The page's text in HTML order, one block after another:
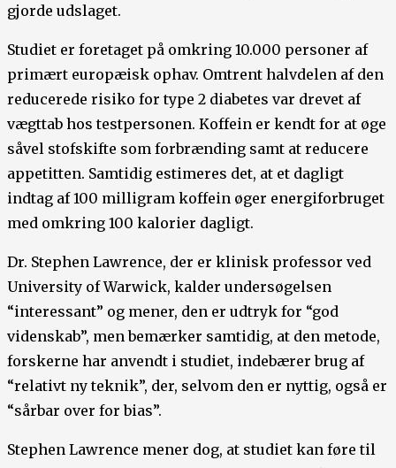
gjorde udslaget.
Studiet er foretaget på omkring 10.000 personer af
primært europæisk ophav. Omtrent halvdelen af den
reducerede risiko for type 2 diabetes var drevet af
vægttab hos testpersonen. Koffein er kendt for at øge
såvel stofskifte som forbrænding samt at reducere
appetitten. Samtidig estimeres det, at et dagligt
indtag af 100 milligram koffein øger energiforbruget
med omkring 100 kalorier dagligt.
Dr. Stephen Lawrence, der er klinisk professor ved
University of Warwick, kalder undersøgelsen
“interessant” og mener, den er udtryk for “god
videnskab”, men bemærker samtidig, at den metode,
forskerne har anvendt i studiet, indebærer brug af
“relativt ny teknik”, der, selvom den er nyttig, også er
“sårbar over for bias”.
Stephen Lawrence mener dog, at studiet kan føre til